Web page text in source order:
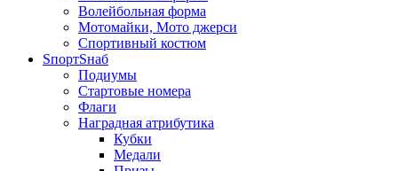
Волейбольная форма
Мотомайки, Мото джерси
Спортивный костюм
SпортSнаб
Подиумы
Стартовые номера
Флаги
Наградная атрибутика
Кубки
Медали